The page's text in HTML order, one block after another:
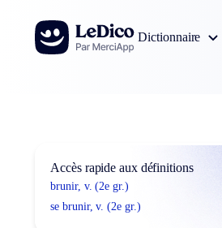
Aller au contenu
Dictionnaire
Accès rapide aux définitions
brunir, v. (2e gr.)
se brunir, v. (2e gr.)